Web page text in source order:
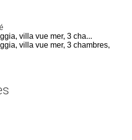
villa vue mer, 3 cha...
villa vue mer, 3 chambres,